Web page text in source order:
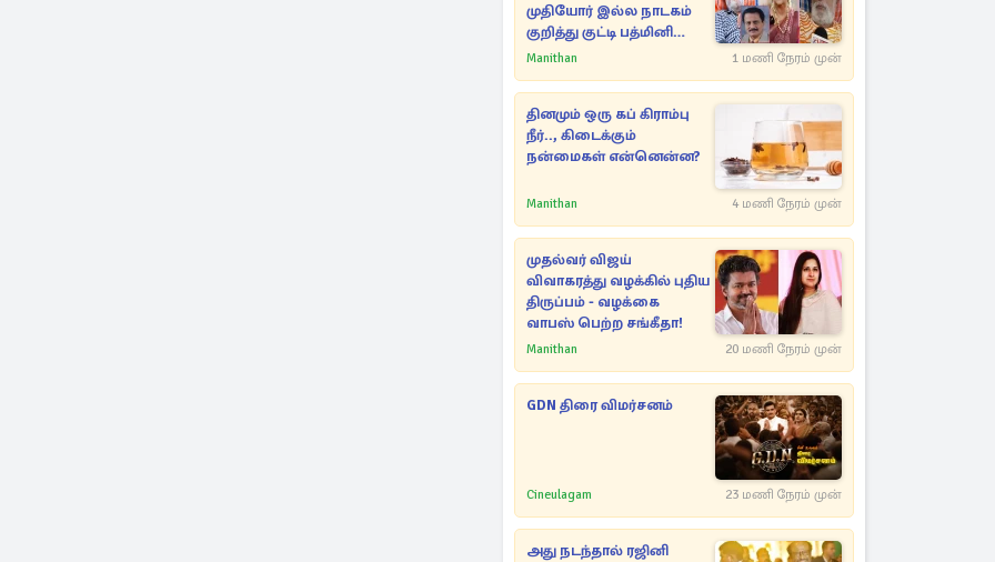
முதியோர் இல்ல நாடகம்
குறித்து குட்டி பத்மினி
பரபரப்பு பேட்டி
Manithan 1 மணி நேரம் முன்
தினமும் ஒரு கப் கிராம்பு
நீர்.., கிடைக்கும்
நன்மைகள் என்னென்ன?
Manithan 4 மணி நேரம் முன்
முதல்வர் விஜய்
விவாகரத்து வழக்கில் புதிய
திருப்பம் - வழக்கை
வாபஸ் பெற்ற சங்கீதா!
Manithan 20 மணி நேரம் முன்
GDN திரை விமர்சனம்
Cineulagam 23 மணி நேரம் முன்
அது நடந்தால் ரஜினி